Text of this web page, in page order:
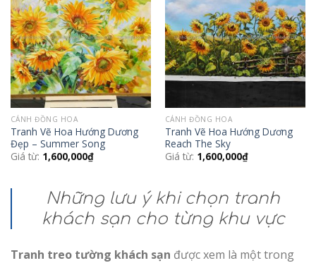
Add to
Wishlist
CÁNH ĐỒNG HOA
Tranh Vẽ Hoa Hướng Dương
Đẹp – Summer Song
Giá từ: 1,600,000₫
Add to
Wishlist
CÁNH ĐỒNG HOA
Tranh Vẽ Hoa Hướng Dương
Reach The Sky
Giá từ: 1,600,000₫
Những lưu ý khi chọn tranh
khách sạn cho từng khu vực
Tranh treo tường khách sạn được xem là một trong